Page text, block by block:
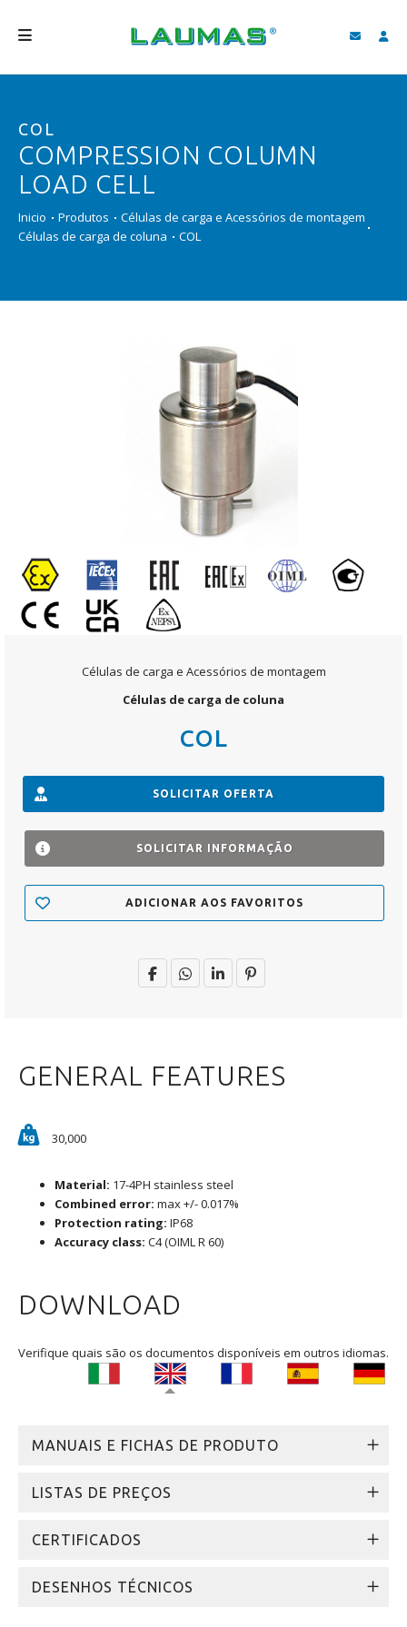
PRODUTOS
SERVIÇOS
VIDEOS
COL
COMPRESSION COLUMN
LOAD CELL
Inicio Produtos
Células de carga e Acessórios de montagem
Células de carga de coluna
COL
Células de carga e Acessórios de montagem
Células de carga de coluna
COL
SOLICITAR OFERTA
SOLICITAR INFORMAÇÃO
ADICIONAR AOS FAVORITOS
GENERAL FEATURES
30,000
Material: 17-4PH stainless steel
Combined error: max +/- 0.017%
Protection rating: IP68
Accuracy class: C4 (OIML R 60)
DOWNLOAD
Verifique quais são os documentos disponíveis em outros idiomas.
MANUAIS E FICHAS DE PRODUTO
LISTAS DE PREÇOS
CERTIFICADOS
DESENHOS TÉCNICOS